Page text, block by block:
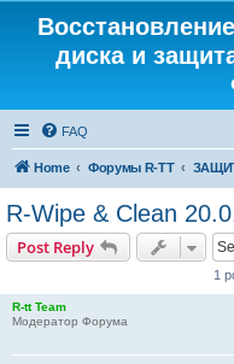
диска и
FAQ
Home Форумы R-TT
R-Wipe & Clean
Post Reply
1
R-tt Team
Модератор Форума